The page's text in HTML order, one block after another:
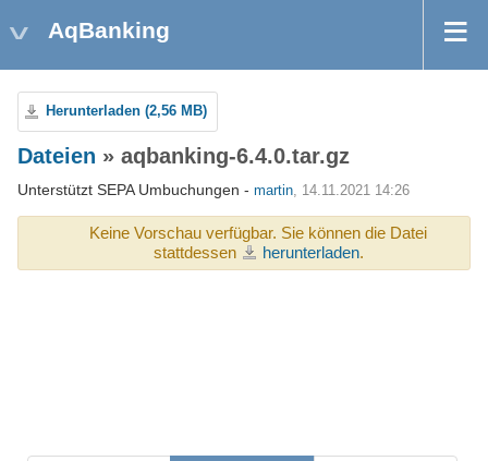
AqBanking
Herunterladen (2,56 MB)
Dateien » aqbanking-6.4.0.tar.gz
Unterstützt SEPA Umbuchungen - martin, 14.11.2021 14:26
Keine Vorschau verfügbar. Sie können die Datei
stattdessen
herunterladen.